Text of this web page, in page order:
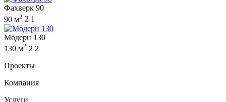
Фахверк 90
90 м2 2 1
Модерн 130
130 м2 2 2
Проекты
Компания
Услуги